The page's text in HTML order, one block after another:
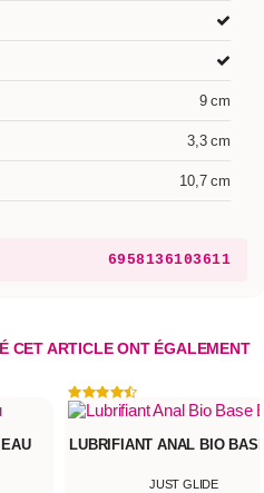
9 cm
3,3 cm
10,7 cm
6958136103611
CET ARTICLE ONT ÉGALEMENT
LUBRIFIANT ANAL BIO
JUST GLIDE